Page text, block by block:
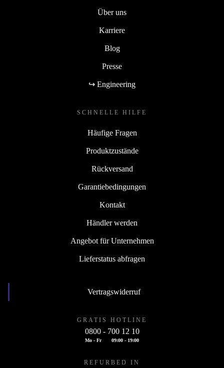
Über uns
Karriere
Blog
Presse
↪ Engineering
SCHNELLE HILFE
Häufige Fragen
Produktzustände
Rückversand
Garantiebedingungen
Kontakt
Händler werden
Angebot für Unternehmen
Lieferstatus abfragen
Vertragswiderruf
GRATIS HOTLINE
0800 - 700 12 10
Mo - Fr 09:00 - 19:00
REFURBED IN